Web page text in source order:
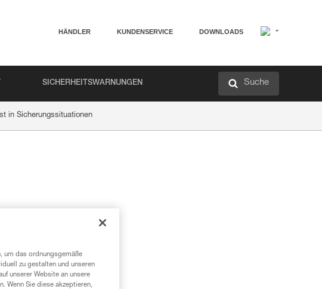
HÄNDLER KUNDENSERVICE DOWNLOADS
SICHERHEITSWARNUNGEN Suche
in Sicherungssituationen
um das ordnungsgemäße
zu gestalten und unseren
unserer Website an unsere
Wenn Sie diese akzeptieren,